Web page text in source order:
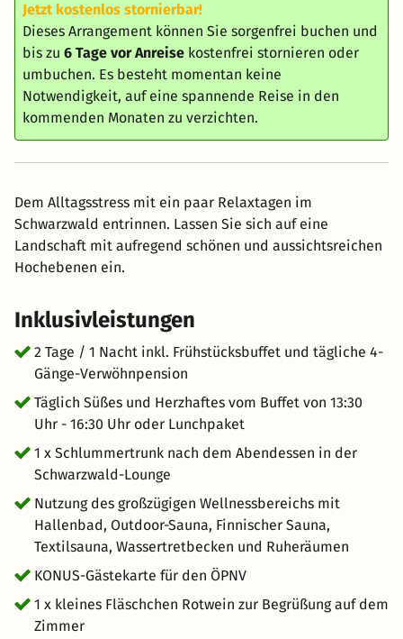
Jetzt kostenlos stornierbar!
Dieses Arrangement können Sie sorgenfrei buchen und
bis zu 6 Tage vor Anreise kostenfrei stornieren oder
umbuchen. Es besteht momentan keine
Notwendigkeit, auf eine spannende Reise in den
kommenden Monaten zu verzichten.
Dem Alltagsstress mit ein paar Relaxtagen im
Schwarzwald entrinnen. Lassen Sie sich auf eine
Landschaft mit aufregend schönen und aussichtsreichen
Hochebenen ein.
Inklusivleistungen
2 Tage / 1 Nacht inkl. Frühstücksbuffet und tägliche 4-
Gänge-Verwöhnpension
Täglich Süßes und Herzhaftes vom Buffet von 13:30
Uhr - 16:30 Uhr oder Lunchpaket
1 x Schlummertrunk nach dem Abendessen in der
Schwarzwald-Lounge
Nutzung des großzügigen Wellnessbereichs mit
Hallenbad, Outdoor-Sauna, Finnischer Sauna,
Textilsauna, Wassertretbecken und Ruheräumen
KONUS-Gästekarte für den ÖPNV
1 x kleines Fläschchen Rotwein zur Begrüßung auf dem
Zimmer